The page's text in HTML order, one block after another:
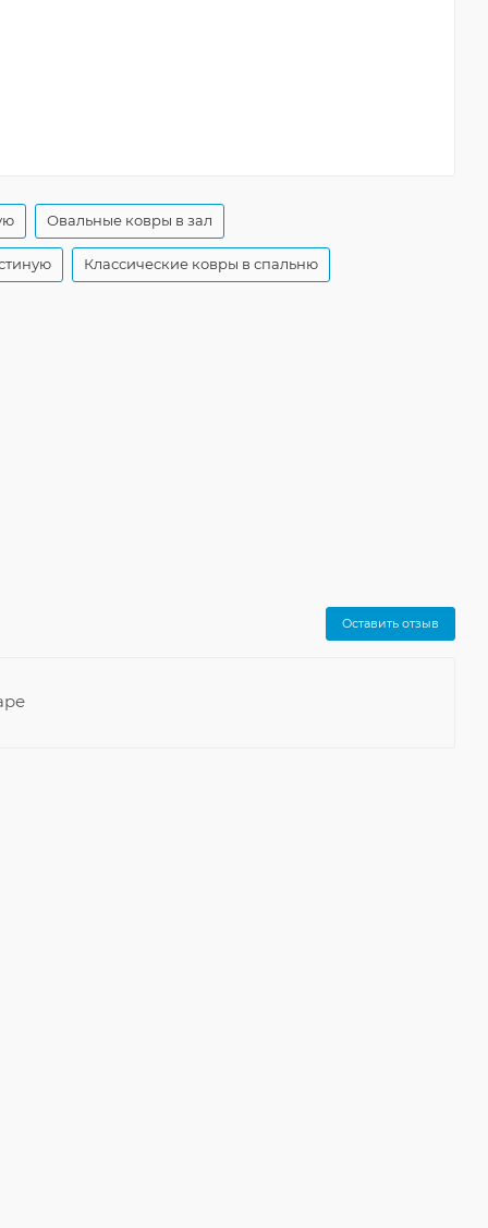
Овальные ковры в зал
Классические ковры в спальню
Оставить отзыв